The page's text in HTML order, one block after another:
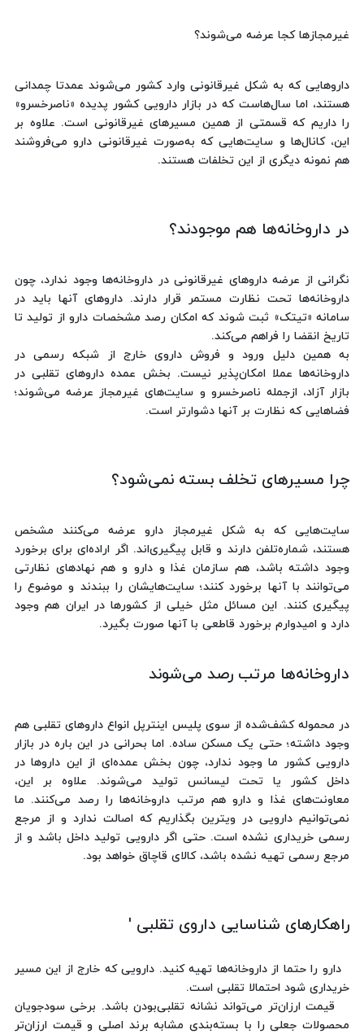
غیرمجازها کجا عرضه می‌شوند؟
داروهایی که به شکل غیرقانونی وارد کشور می‌شوند عمدتا چمدانی
هستند، اما سال‌هاست که در بازار دارویی کشور پدیده‌ «ناصرخسرو»
را داریم که قسمتی از همین مسیرهای غیرقانونی است. علاوه بر
این، کانال‌ها و سایت‌هایی که به‌صورت غیرقانونی دارو می‌فروشند
هم نمونه دیگری از این تخلفات هستند.
در داروخانه‌ها هم موجودند؟
نگرانی از عرضه داروهای غیرقانونی در داروخانه‌ها وجود ندارد، چون
داروخانه‌ها تحت نظارت مستمر قرار دارند. داروهای آنها باید در
سامانه «تیتک» ثبت شوند که امکان رصد مشخصات دارو از تولید تا
تاریخ انقضا را فراهم می‌کند.
به همین دلیل ورود و فروش داروی خارج از شبکه رسمی در
داروخانه‌ها عملا امکان‌پذیر نیست. بخش عمده داروهای تقلبی در
بازار آزاد، ازجمله ناصرخسرو و سایت‌های غیرمجاز عرضه می‌شوند؛
فضاهایی که نظارت بر آنها دشوارتر است.
چرا مسیرهای تخلف بسته نمی‌شود؟
سایت‌هایی که به شکل غیرمجاز دارو عرضه می‌کنند مشخص
هستند، شماره‌تلفن دارند و قابل پیگیری‌اند. اگر اراده‌ای برای برخورد
وجود داشته باشد، هم سازمان غذا و دارو و هم نهادهای نظارتی
می‌توانند با آنها برخورد کنند؛ سایت‌هایشان را ببندند و موضوع را
پیگیری کنند. این مسائل مثل خیلی از کشورها در ایران هم وجود
دارد و امیدوارم برخورد قاطعی با آنها صورت بگیرد.
داروخانه‌ها مرتب رصد می‌شوند
در محموله کشف‌شده از سوی پلیس اینترپل انواع داروهای تقلبی هم
وجود داشته؛ حتی یک مسکن ساده. اما بحرانی در این ‌باره در بازار
دارویی کشور ما وجود ندارد، چون بخش عمده‌ای از این داروها در
داخل کشور یا تحت لیسانس تولید می‌شوند. علاوه بر این،
معاونت‌های غذا و دارو هم مرتب داروخانه‌ها را رصد می‌کنند. ما
نمی‌توانیم دارویی در ویترین بگذاریم که اصالت ندارد و از مرجع
رسمی خریداری نشده است. حتی اگر دارویی تولید داخل باشد و از
مرجع رسمی تهیه نشده باشد، کالای قاچاق خواهد بود.
راهکارهای شناسایی داروی تقلبی '
دارو را حتما از داروخانه‌ها تهیه کنید. دارویی که خارج از این مسیر
خریداری شود احتمالا تقلبی است.
قیمت ارزان‌تر می‌تواند نشانه تقلبی‌بودن باشد. برخی سودجویان
محصولات جعلی را با بسته‌بندی مشابه برند اصلی و قیمت ارزان‌تر